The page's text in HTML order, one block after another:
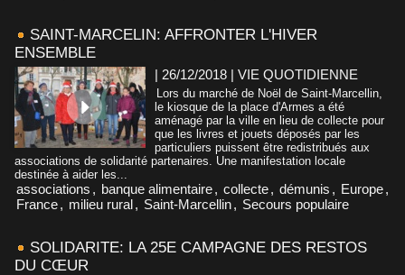
SAINT-MARCELIN: AFFRONTER L'HIVER
ENSEMBLE
| 26/12/2018 | VIE QUOTIDIENNE
Lors du marché de Noël de Saint-Marcellin,
le kiosque de la place d'Armes a été
aménagé par la ville en lieu de collecte pour
que les livres et jouets déposés par les
particuliers puissent être redistribués aux
associations de solidarité partenaires. Une manifestation locale
destinée à aider les...
associations , banque alimentaire, collecte, démunis , Europe,
France, milieu rural, Saint-Marcellin, Secours populaire
SOLIDARITE: LA 25E CAMPAGNE DES RESTOS
DU CŒUR